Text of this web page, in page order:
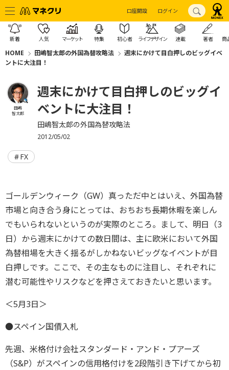
口座開設 ログイン
新着 人気 マーケット 特集 初心者 ライフデザイン 連載 著者 商
HOME 田嶋智太郎の外国為替攻略法
週末にかけて目白押しのビッグイベ
ントに大注目！
田嶋
智太郎
週末にかけて目白押しのビッグイ
ベントに大注目！
田嶋智太郎の外国為替攻略法
2012/05/02
FX
ゴールデンウィーク（GW）真っただ中とはいえ、外国為替
市場と向き合う身にとっては、おちおち長期休暇を楽しん
でもいられないというのが実際のところ。まして、明日（3
日）から週末にかけての数日間は、主に欧米において外国
為替相場を大きく揺るがしかねないビッグなイベントが目
白押しです。ここで、その主なものに注目し、それぞれに
潜む可能性やリスクなどを押さえておきたいと思います。
＜5月3日＞
●スペイン国債入札
先週、米格付け会社スタンダード・アンド・プアーズ
（S&P）がスペインの信用格付けを2段階引き下げてから初